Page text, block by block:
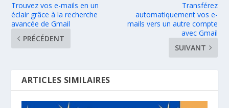
Trouvez vos e-mails en un
éclair grâce à la recherche
avancée de Gmail
PRÉCÉDENT
Transférez
automatiquement vos e-
mails vers un autre compte
avec Gmail
SUIVANT
ARTICLES SIMILAIRES